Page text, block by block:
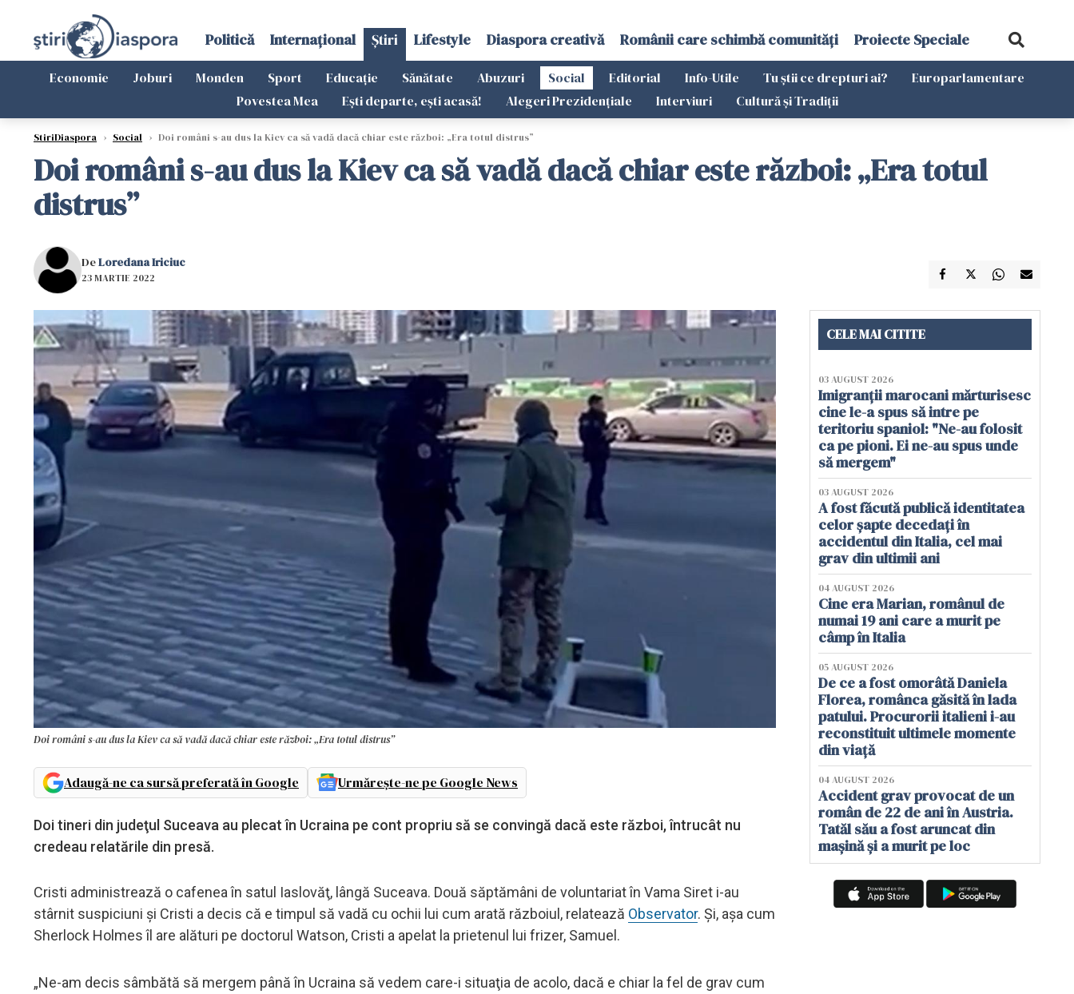
Politică Internațional Știri Lifestyle Diaspora creativă Românii care schimbă comunități Proiecte Speciale
Economie Joburi Monden Sport Educație Sănătate Abuzuri Social Editorial Info-Utile Tu știi ce drepturi ai?
Europarlamentare
Povestea Mea
Ești departe, ești acasă! Alegeri Prezidențiale Interviuri Cultură și Tradiții
StiriDiaspora › Social › Doi români s-au dus la Kiev ca să vadă dacă chiar este război: „Era totul distrus”
Doi români s-au dus la Kiev ca să vadă dacă chiar este război: „Era totul
distrus”
DeLoredana Iriciuc
23 MARTIE 2022
Doi români s-au dus la Kiev ca să vadă dacă chiar este război: „Era totul distrus”
Adaugă-ne ca sursă preferată în Google Urmărește-ne pe Google News
Doi tineri din judeţul Suceava au plecat în Ucraina pe cont propriu să se convingă dacă este război, întrucât nu
credeau relatările din presă.
Cristi administrează o cafenea în satul Iaslovăţ, lângă Suceava. Două săptămâni de voluntariat în Vama Siret i-au
stârnit suspiciuni şi Cristi a decis că e timpul să vadă cu ochii lui cum arată războiul, relatează Observator. Şi, aşa cum
Sherlock Holmes îl are alături pe doctorul Watson, Cristi a apelat la prietenul lui frizer, Samuel.
„Ne-am decis sâmbătă să mergem până în Ucraina să vedem care-i situaţia de acolo, dacă e chiar la fel de grav cum
CELE MAI CITITE
03 AUGUST 2026
Imigranții marocani mărturisesc
cine le-a spus să intre pe
teritoriu spaniol: "Ne-au folosit
ca pe pioni. Ei ne-au spus unde
să mergem"
03 AUGUST 2026
A fost făcută publică identitatea
celor șapte decedați în
accidentul din Italia, cel mai
grav din ultimii ani
04 AUGUST 2026
Cine era Marian, românul de
numai 19 ani care a murit pe
câmp în Italia
05 AUGUST 2026
De ce a fost omorâtă Daniela
Florea, românca găsită în lada
patului. Procurorii italieni i-au
reconstituit ultimele momente
din viață
04 AUGUST 2026
Accident grav provocat de un
român de 22 de ani în Austria.
Tatăl său a fost aruncat din
mașină și a murit pe loc